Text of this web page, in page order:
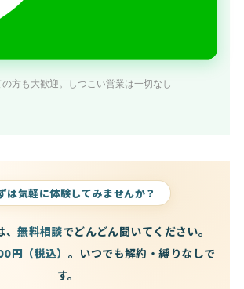
の方も大歓迎。しつこい営業は一切なし
は気軽に体験してみませんか？
、無料相談でどんどん聞いてください。
円（税込） 。いつでも解約・縛りなしで
す。